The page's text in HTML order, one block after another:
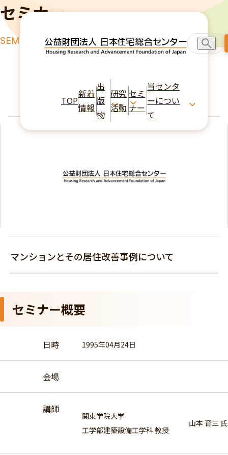
TOP
新着
情報
出
版
物
研究
活動
セミ
ナー
当センタ
ーについ
て
セミナー
SEMINAR
マンションとその居住改善事例について
セミナー概要
日時 1995年04月24日
会場
講師
関東学院大学
工学部建築設備工学科 教授
山本 育三 氏